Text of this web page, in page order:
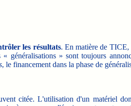
les résultats. En matière de
généralisations » sont toujours
, le financement dans la phase de
citée. L'utilisation d'un matériel